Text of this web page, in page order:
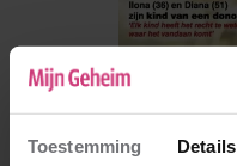
Toestemming Details